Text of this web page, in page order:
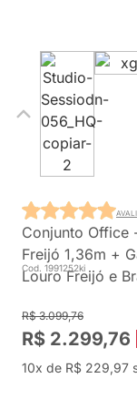
Conjunto Office
Freijó 1,36m +
Louro Freijó e
Cod. 1991252ki
R$ 3.099,76
R$ 2.299,76
10x de R$ 229,97